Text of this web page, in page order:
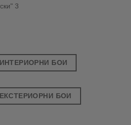
3
БОИ
БОИ